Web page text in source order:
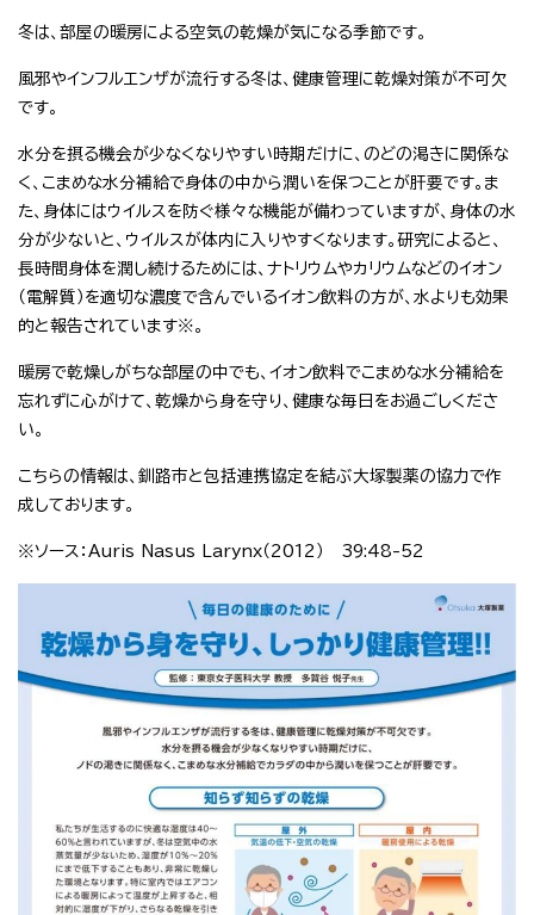
冬は、部屋の暖房による空気の乾燥が気になる季節です。
風邪やインフルエンザが流行する冬は、健康管理に乾燥対策が不可欠
です。
水分を摂る機会が少なくなりやすい時期だけに、のどの渇きに関係な
く、こまめな水分補給で身体の中から潤いを保つことが肝要です。ま
た、身体にはウイルスを防ぐ様々な機能が備わっていますが、身体の水
分が少ないと、ウイルスが体内に入りやすくなります。研究によると、
長時間身体を潤し続けるためには、ナトリウムやカリウムなどのイオン
（電解質）を適切な濃度で含んでいるイオン飲料の方が、水よりも効果
的と報告されています※。
暖房で乾燥しがちな部屋の中でも、イオン飲料でこまめな水分補給を
忘れずに心がけて、乾燥から身を守り、健康な毎日をお過ごしくださ
い。
こちらの情報は、釧路市と包括連携協定を結ぶ大塚製薬の協力で作
成しております。
※ソース：Auris Nasus Larynx（2012） 39:48-52